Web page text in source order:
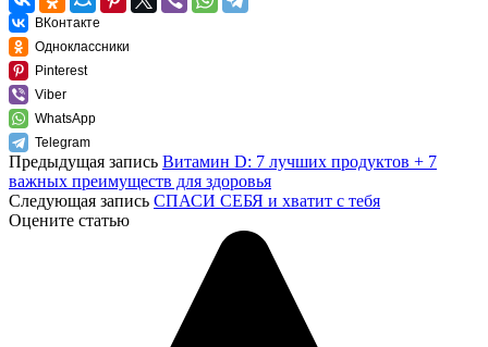
ВКонтакте
Одноклассники
Pinterest
Viber
WhatsApp
Telegram
Предыдущая запись Витамин D: 7 лучших продуктов + 7
важных преимуществ для здоровья
Следующая запись СПАСИ СЕБЯ и хватит с тебя
Оцените статью